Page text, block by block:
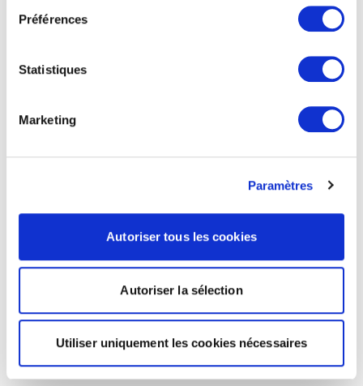
Préférences
Statistiques
Marketing
Paramètres
Autoriser tous les cookies
Autoriser la sélection
Utiliser uniquement les cookies nécessaires